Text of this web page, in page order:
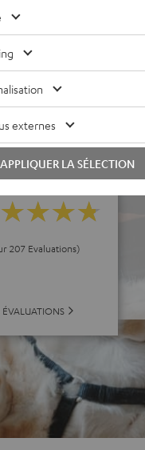
la sélection des
Raumfeld et n'est pas
207 Evaluations)
ÉVALUATIONS
externes
APPLIQUER LA SÉLECTION